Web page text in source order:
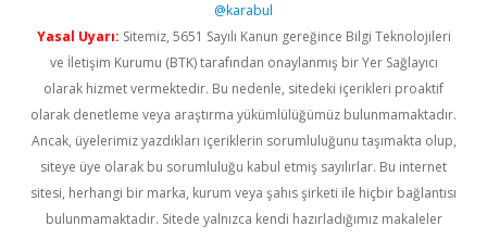
@karabul
Yasal Uyarı: Sitemiz, 5651 Sayılı Kanun gereğince Bilgi Teknolojileri
ve İletişim Kurumu (BTK) tarafından onaylanmış bir Yer Sağlayıcı
olarak hizmet vermektedir. Bu nedenle, sitedeki içerikleri proaktif
olarak denetleme veya araştırma yükümlülüğümüz bulunmamaktadır.
Ancak, üyelerimiz yazdıkları içeriklerin sorumluluğunu taşımakta olup,
siteye üye olarak bu sorumluluğu kabul etmiş sayılırlar. Bu internet
sitesi, herhangi bir marka, kurum veya şahıs şirketi ile hiçbir bağlantısı
bulunmamaktadır. Sitede yalnızca kendi hazırladığımız makaleler